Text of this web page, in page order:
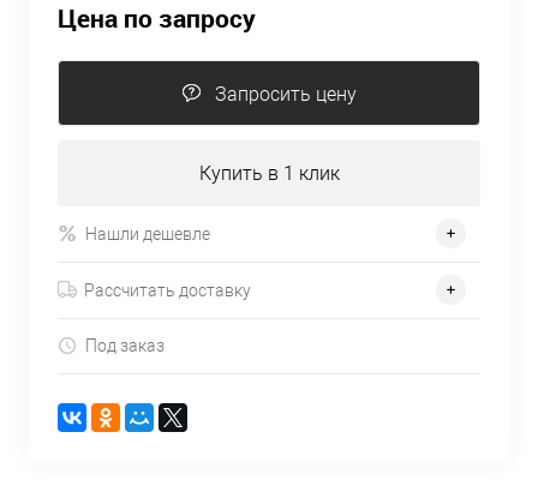
Цена по запросу
Запросить цену
Купить в 1 клик
Нашли дешевле
Рассчитать доставку
Под заказ